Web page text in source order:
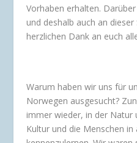
Vorhaben erhalten.
und deshalb auch an
herzlichen Dank an euch
Warum haben wir uns für
Norwegen ausgesucht?
immer wieder, in der Natur
Kultur und die Menschen in